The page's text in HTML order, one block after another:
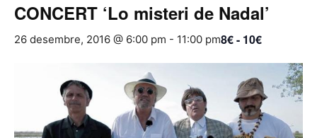
CONCERT ‘Lo misteri de Nadal’
26 desembre, 2016 @ 6:00 pm - 11:00 pm8€ - 10€